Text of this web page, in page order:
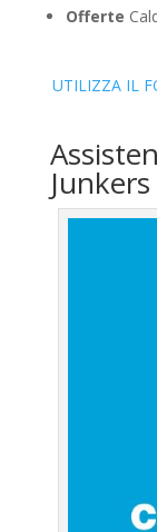
Offerte
UTILIZZA IL
Junkers